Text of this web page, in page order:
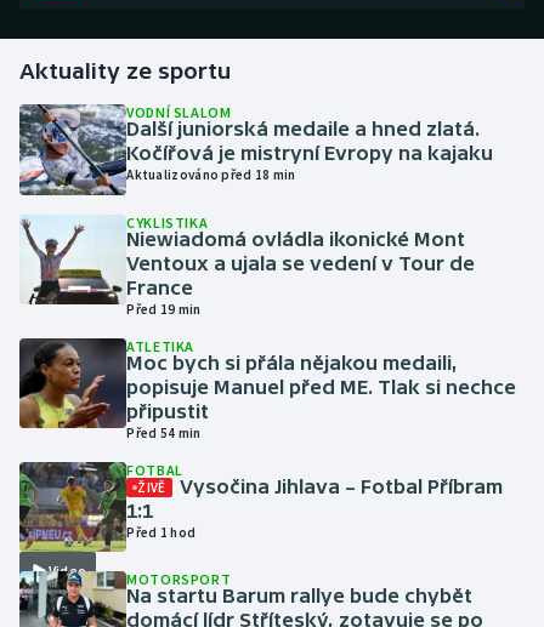
Golf
Gymnastika
Házená
Jezdectví
Judo
Krasobruslení
Lezení
Moderní pětiboj
Motorsport
Aktuality ze sportu
VODNÍ SLALOM
Další juniorská medaile a hned zlatá.
Kočířová je mistryní Evropy na kajaku
Aktualizováno před 18 min
CYKLISTIKA
Niewiadomá ovládla ikonické Mont
Ventoux a ujala se vedení v Tour de
France
Před 19 min
ATLETIKA
Moc bych si přála nějakou medaili,
popisuje Manuel před ME. Tlak si nechce
připustit
Před 54 min
Video
FOTBAL
ŽIVĚ
Vysočina Jihlava – Fotbal Příbram
1:1
Před 1 hod
MOTORSPORT
Na startu Barum rallye bude chybět
domácí lídr Stříteský, zotavuje se po